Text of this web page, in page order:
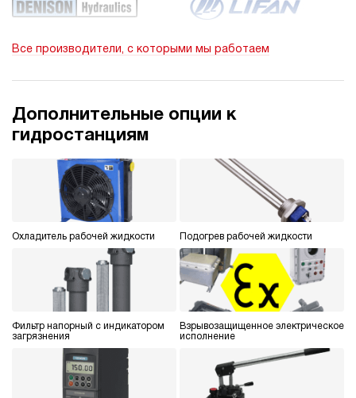
Все производители, с которыми мы работаем
Дополнительные опции к
гидростанциям
Охладитель рабочей жидкости Подогрев рабочей жидкости
Фильтр напорный с индикатором
загрязнения
Взрывозащищенное электрическое
исполнение